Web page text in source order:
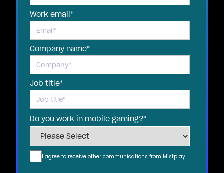
Work email*
Company name*
Job title*
Do you work in mobile gaming?*
I agree to receive other communications from Mistplay.